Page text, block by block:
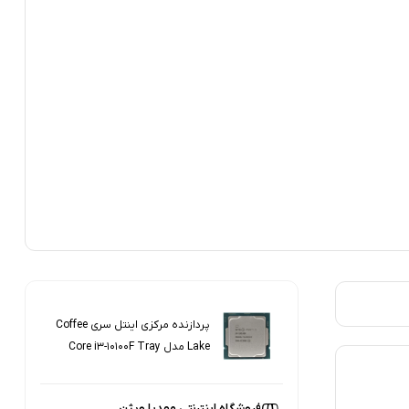
پردازنده مرکزی اینتل سری Coffee
Lake مدل Core i3-10100F Tray